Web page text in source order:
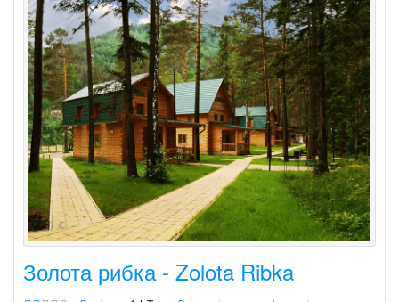
Золота рибка - Zolota Ribka